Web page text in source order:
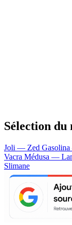
Sélection du
Joli — Zed
Vacra Médusa —
Slimane